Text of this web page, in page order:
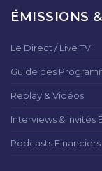
ÉMISSIONS
Le Direct / Live TV
Guide des
Replay & Vidéos
Interviews & Invités
Podcasts Financiers